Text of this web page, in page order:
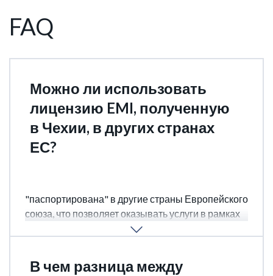
FAQ
Можно ли использовать
лицензию EMI, полученную
в Чехии, в других странах
ЕС?
"паспортирована" в другие страны Европейского
союза, что позволяет оказывать услуги в рамках
всего ЕС без необходимости получения
В чем разница между